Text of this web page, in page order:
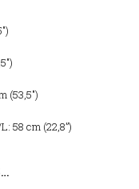
(53,5″)
58 cm (22,8”)